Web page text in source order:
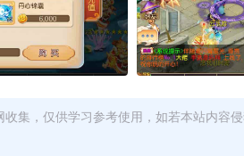
集，仅供学习参考使用，如若本站内容